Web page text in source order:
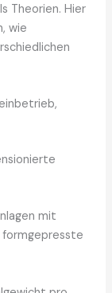
Theorien. Hier
wie
mit
formgepresste